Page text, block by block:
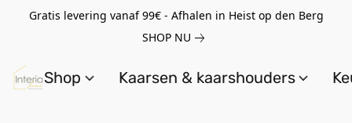
Gratis levering vanaf 99€ - Afhalen in Heist op den Berg
SHOP NU
Shop Kaarsen & kaarshouders